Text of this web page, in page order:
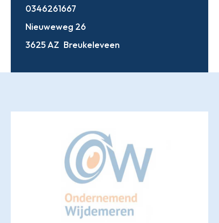
0346261667
Nieuweweg 26
3625 AZ Breukeleveen